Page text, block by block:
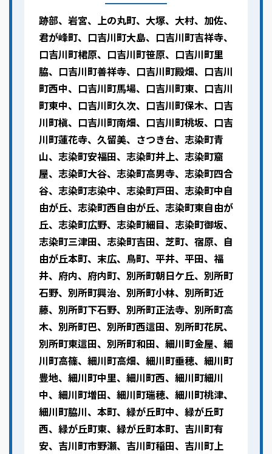
跡部、岩宮、上の丸町、大塚、大村、加佐、
君が峰町、口吉川町大島、口吉川町吉祥寺、
口吉川町桾原、口吉川町笹原、口吉川町里
脇、口吉川町善祥寺、口吉川町殿畑、口吉川
町西中、口吉川町馬場、口吉川町東、口吉川
町東中、口吉川町久次、口吉川町保木、口吉
川町槇、口吉川町南畑、口吉川町桃坂、口吉
川町蓮花寺、久留美、さつき台、志染町青
山、志染町安福田、志染町井上、志染町窟
屋、志染町大谷、志染町高男寺、志染町四合
谷、志染町志染中、志染町戸田、志染町中自
由が丘、志染町西自由が丘、志染町東自由が
丘、志染町広野、志染町細目、志染町御坂、
志染町三津田、志染町吉田、芝町、宿原、自
由が丘本町、末広、鳥町、平井、平田、福
井、府内、府内町、別所町朝日ケ丘、別所町
石野、別所町興治、別所町小林、別所町近
藤、別所町下石野、別所町正法寺、別所町高
木、別所町巴、別所町西這田、別所町花尻、
別所町東這田、別所町和田、細川町金屋、細
川町高篠、細川町高畑、細川町垂穂、細川町
豊地、細川町中里、細川町西、細川町細川
中、細川町増田、細川町瑞穂、細川町桃津、
細川町脇川、本町、緑が丘町中、緑が丘町
西、緑が丘町東、緑が丘町本町、吉川町有
安、吉川町市野瀬、吉川町稲田、吉川町上